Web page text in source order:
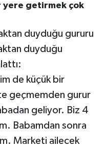
yere getirmek çok
duyduğu gururu
duyduğu
de küçük bir
geçmemden gurur
geliyor. Biz 4
Babamdan sonra
Marketi ailecek